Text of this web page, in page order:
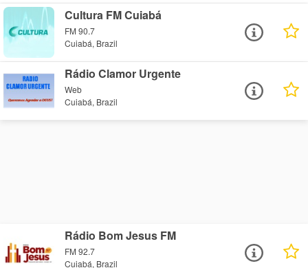
Cultura FM Cuiabá
FM 90.7
Cuiabá, Brazil
Rádio Clamor Urgente
Web
Cuiabá, Brazil
Rádio Bom Jesus FM
FM 92.7
Cuiabá, Brazil